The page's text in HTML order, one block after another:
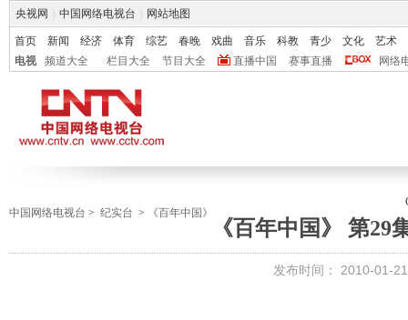
央视网 中国网络电视台 网站地图
首页 新闻 经济 体育 综艺 春晚 戏曲 音乐 科教 青少 文化
艺术
电视
频道大全 栏目大全 节目大全 直播中国 赛事直播 网络
中国网络电视台 > 纪实台 > 《百年中国》
《百年中国》 第29
发布时间： 2010-01-